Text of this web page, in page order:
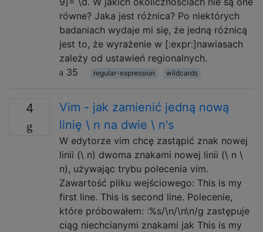
równe? Jaka jest różnica? Po niektórych
badaniach wydaje mi się, że jedną różnicą
jest to, że wyrażenie w [:expr:]nawiasach
zależy od ustawień regionalnych.
35
regular-expression wildcards
4
Vim - jak zamienić jedną nową
linię \ n na dwie \ n's
W edytorze vim chcę zastąpić znak nowej
linii (\ n) dwoma znakami nowej linii (\ n \
n), używając trybu polecenia vim.
Zawartość pliku wejściowego: This is my
first line. This is second line. Polecenie,
które próbowałem: :%s/\n/\n\n/g zastępuje
ciąg niechcianymi znakami jak This is my